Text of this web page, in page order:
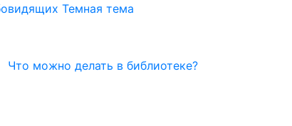
Темная тема
Что можно делать в библиотеке?